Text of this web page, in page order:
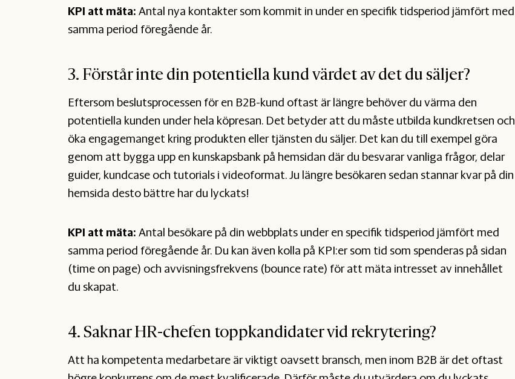
KPI att mäta: Antal nya kontakter som kommit in under en specifik tidsperiod jämfört med
samma period föregående år.
3. Förstår inte din potentiella kund värdet av det du säljer?
Eftersom beslutsprocessen för en B2B-kund oftast är längre behöver du värma den
potentiella kunden under hela köpresan. Det betyder att du måste utbilda kundkretsen och
öka engagemanget kring produkten eller tjänsten du säljer. Det kan du till exempel göra
genom att bygga upp en kunskapsbank på hemsidan där du besvarar vanliga frågor, delar
guider, kundcase och tutorials i videoformat. Ju längre besökaren sedan stannar kvar på din
hemsida desto bättre har du lyckats!
KPI att mäta: Antal besökare på din webbplats under en specifik tidsperiod jämfört med
samma period föregående år. Du kan även kolla på KPI:er som tid som spenderas på sidan
(time on page) och avvisningsfrekvens (bounce rate) för att mäta intresset av innehållet
du skapat.
4. Saknar HR-chefen toppkandidater vid rekrytering?
Att ha kompetenta medarbetare är viktigt oavsett bransch, men inom B2B är det oftast